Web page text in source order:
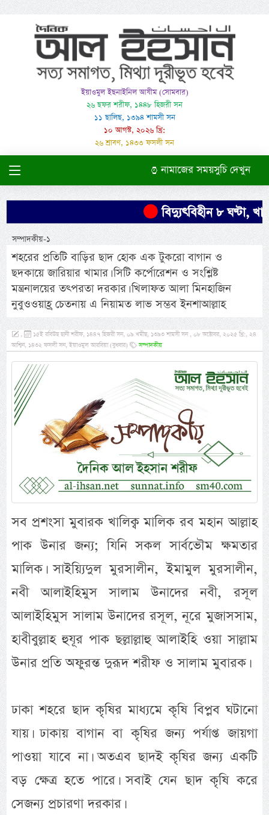
ইয়াওমুল ইছনাইনিল আযীম (সোমবার)
২৬ ছফর শরীফ, ১৪৪৮ হিজরী সন
১১ ছালিছ, ১৩৯৪ শামসী সন
১০ আগস্ট, ২০২৬ খ্রি:
২৬ শ্রাবণ, ১৪৩৩ ফসলী সন
নামাজের সময়সুচি দেখুন
বিদ্যুৎবিহীন ৮ ঘণ্টা,
সম্পাদকীয়-১
শহরের প্রতিটি বাড়ির ছাদ হোক এক টুকরো বাগান ও
ছদকায়ে জারিয়ার খামার। সিটি কর্পোরেশন ও সংশ্লিষ্ট
মন্ত্রনালয়ের তৎপরতা দরকার। খিলাফত আলা মিনহাজিন
নুবুওওয়াহ্র চেতনায় এ নিয়ামত লাভ সম্ভব ইনশাআল্লাহ
,
১৫ই রবিউছ ছানী শরীফ, ১৪৪৭ হিজরী সন, ০৯ খমীছ, ১৩৯৩ শামসী সন , ০৮ অক্টোবর, ২০২৫ খ্রি:, ২৪
আশ্বিন, ১৪৩২ ফসলী সন, ইয়াওমুল আরবিয়া (বুধবার)
সম্পাদকীয়
সব প্রশংসা মুবারক খালিক্ব মালিক রব মহান আল্লাহ
পাক উনার জন্য; যিনি সকল সার্বভৌম ক্ষমতার
মালিক। সাইয়্যিদুল মুরসালীন, ইমামুল মুরসালীন,
নবী আলাইহিমুস সালাম উনাদের নবী, রসূল
আলাইহিমুস সালাম উনাদের রসূল, নূরে মুজাসসাম,
হাবীবুল্লাহ হুযূর পাক ছল্লাল্লাহু আলাইহি ওয়া সাল্লাম
উনার প্রতি অফুরন্ত দুরূদ শরীফ ও সালাম মুবারক।
ঢাকা শহরে ছাদ কৃষির মাধ্যমে কৃষি বিপ্লব ঘটানো
যায়। ঢাকায় বাগান বা কৃষির জন্য পর্যাপ্ত জায়গা
পাওয়া যাবে না। অতএব ছাদই কৃষির জন্য একটি
বড় ক্ষেত্র হতে পারে। সবাই যেন ছাদ কৃষি করে
সেজন্য প্রচারণা দরকার।